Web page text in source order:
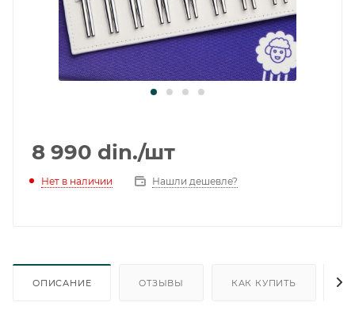
8 990 din./шт
Нет в наличии Нашли дешевле?
ОПИСАНИЕ ОТЗЫВЫ КАК КУПИТЬ